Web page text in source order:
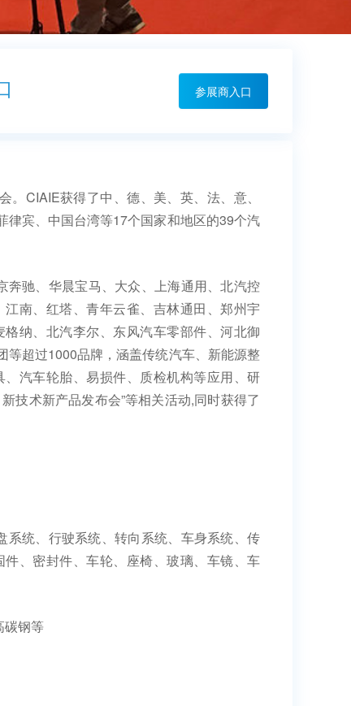
参展商入口
CIAIE获得了中、德、美、英、法、意、
律宾、中国台湾等17个国家和地区的39个汽
驰、华晨宝马、大众、上海通用、北汽控
南、红塔、青年云雀、吉林通田、郑州宇
纳、北汽李尔、东风汽车零部件、河北御
超过1000品牌，涵盖传统汽车、新能源整
汽车轮胎、易损件、质检机构等应用、研
技术新产品发布会”等相关活动,同时获得了
统、行驶系统、转向系统、车身系统、传
、密封件、车轮、座椅、玻璃、车镜、车
碳钢等